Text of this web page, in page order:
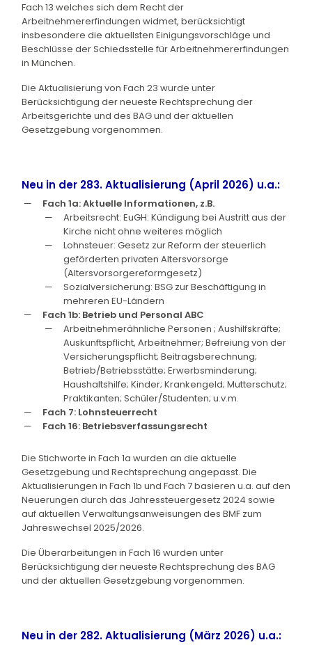
Fach 13 welches sich dem Recht der
Arbeitnehmererfindungen widmet, berücksichtigt
insbesondere die aktuellsten Einigungsvorschläge und
Beschlüsse der Schiedsstelle für Arbeitnehmererfindungen
in München.
Die Aktualisierung von Fach 23 wurde unter
Berücksichtigung der neueste Rechtsprechung der
Arbeitsgerichte und des BAG und der aktuellen
Gesetzgebung vorgenommen.
Neu in der 283. Aktualisierung (April 2026) u.a.:
Fach 1a: Aktuelle Informationen, z.B.
Arbeitsrecht: EuGH: Kündigung bei Austritt aus der
Kirche nicht ohne weiteres möglich
Lohnsteuer: Gesetz zur Reform der steuerlich
geförderten privaten Altersvorsorge
(Altersvorsorgereformgesetz)
Sozialversicherung: BSG zur Beschäftigung in
mehreren EU-Ländern
Fach 1b: Betrieb und Personal ABC
Arbeitnehmerähnliche Personen ; Aushilfskräfte;
Auskunftspflicht, Arbeitnehmer; Befreiung von der
Versicherungspflicht; Beitragsberechnung;
Betrieb/Betriebsstätte; Erwerbsminderung;
Haushaltshilfe; Kinder; Krankengeld; Mutterschutz;
Praktikanten; Schüler/Studenten; u.v.m.
Fach 7: Lohnsteuerrecht
Fach 16: Betriebsverfassungsrecht
Die Stichworte in Fach 1a wurden an die aktuelle
Gesetzgebung und Rechtsprechung angepasst. Die
Aktualisierungen in Fach 1b und Fach 7 basieren u.a. auf den
Neuerungen durch das Jahressteuergesetz 2024 sowie
auf aktuellen Verwaltungsanweisungen des BMF zum
Jahreswechsel 2025/2026.
Die Überarbeitungen in Fach 16 wurden unter
Berücksichtigung der neueste Rechtsprechung des BAG
und der aktuellen Gesetzgebung vorgenommen.
Neu in der 282. Aktualisierung (März 2026) u.a.: